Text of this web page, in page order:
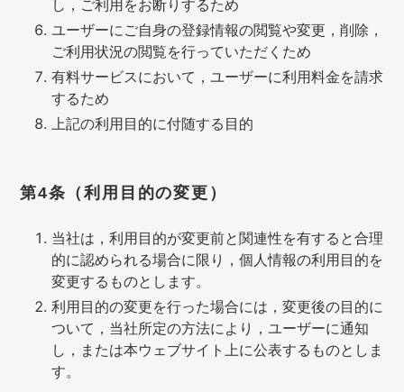
し，ご利用をお断りするため
ユーザーにご自身の登録情報の閲覧や変更，削除，
ご利用状況の閲覧を行っていただくため
有料サービスにおいて，ユーザーに利用料金を請求
するため
上記の利用目的に付随する目的
第4条（利用目的の変更）
当社は，利用目的が変更前と関連性を有すると合理
的に認められる場合に限り，個人情報の利用目的を
変更するものとします。
利用目的の変更を行った場合には，変更後の目的に
ついて，当社所定の方法により，ユーザーに通知
し，または本ウェブサイト上に公表するものとしま
す。